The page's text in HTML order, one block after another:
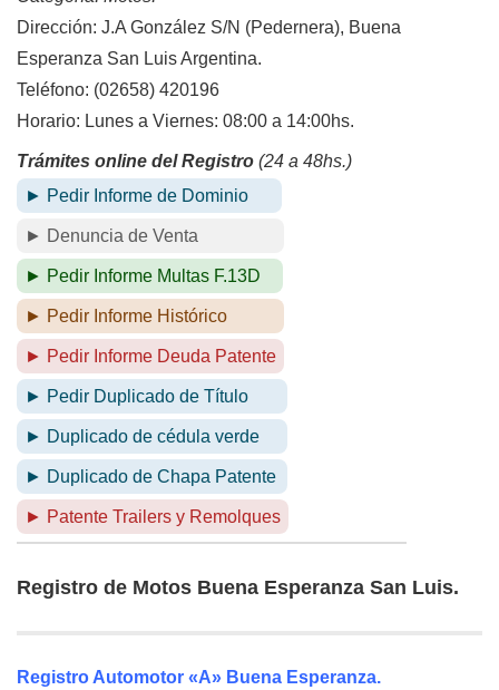
Dirección: J.A González S/N (Pedernera), Buena
Esperanza San Luis Argentina.
Teléfono: (02658) 420196
Horario: Lunes a Viernes: 08:00 a 14:00hs.
Trámites online del Registro (24 a 48hs.)
► Pedir Informe de Dominio
► Denuncia de Venta
► Pedir Informe Multas F.13D
► Pedir Informe Histórico
► Pedir Informe Deuda Patente
► Pedir Duplicado de Título
► Duplicado de cédula verde
► Duplicado de Chapa Patente
► Patente Trailers y Remolques
Registro de Motos Buena Esperanza San Luis.
Registro Automotor «A» Buena Esperanza.